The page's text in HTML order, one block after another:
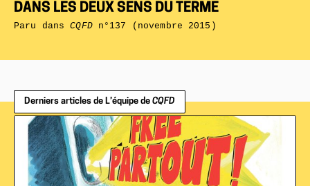
DANS LES DEUX SENS DU TERME
Paru dansCQFDn°137 (novembre 2015)
Derniers articles de L’équipe de CQFD